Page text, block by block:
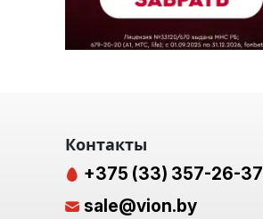
Контакты
+375 (33) 357-26-37
sale@vion.by